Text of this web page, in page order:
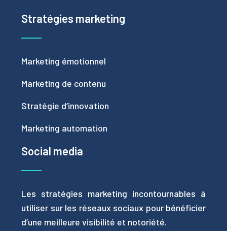
Stratégies marketing
Marketing émotionnel
Marketing de contenu
Stratégie d’innovation
Marketing automation
Social media
Les stratégies marketing incontournables à
utiliser sur les réseaux sociaux pour bénéficier
d’une meilleure visibilité et notoriété.